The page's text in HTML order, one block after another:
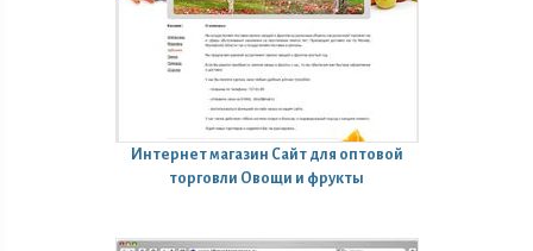
Интернет магазин Сайт для оптовой
торговли Овощи и фрукты